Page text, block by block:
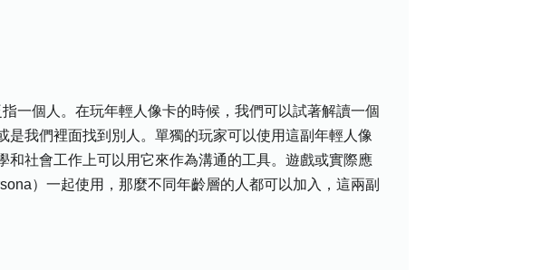
一個人。在玩年輕人像卡的時候，我們可以試著解讀一個
我們裡面找到別人。單獨的玩家可以使用這副年輕人像
社會工作上可以用它來作為溝通的工具。遊戲或實際應
）一起使用，那麼不同年齡層的人都可以加入，這兩副